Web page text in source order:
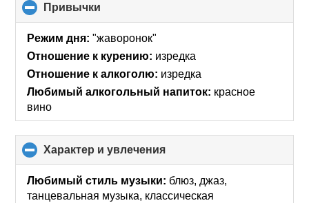
Привычки
to
collapse
Режим дня: "жаворонок"
Отношение к курению: изредка
Отношение к алкоголю: изредка
Любимый алкогольный напиток: красное
вино
Характер и увлечения
to
collapse
contents
Любимый стиль музыки: блюз, джаз,
танцевальная музыка, классическая